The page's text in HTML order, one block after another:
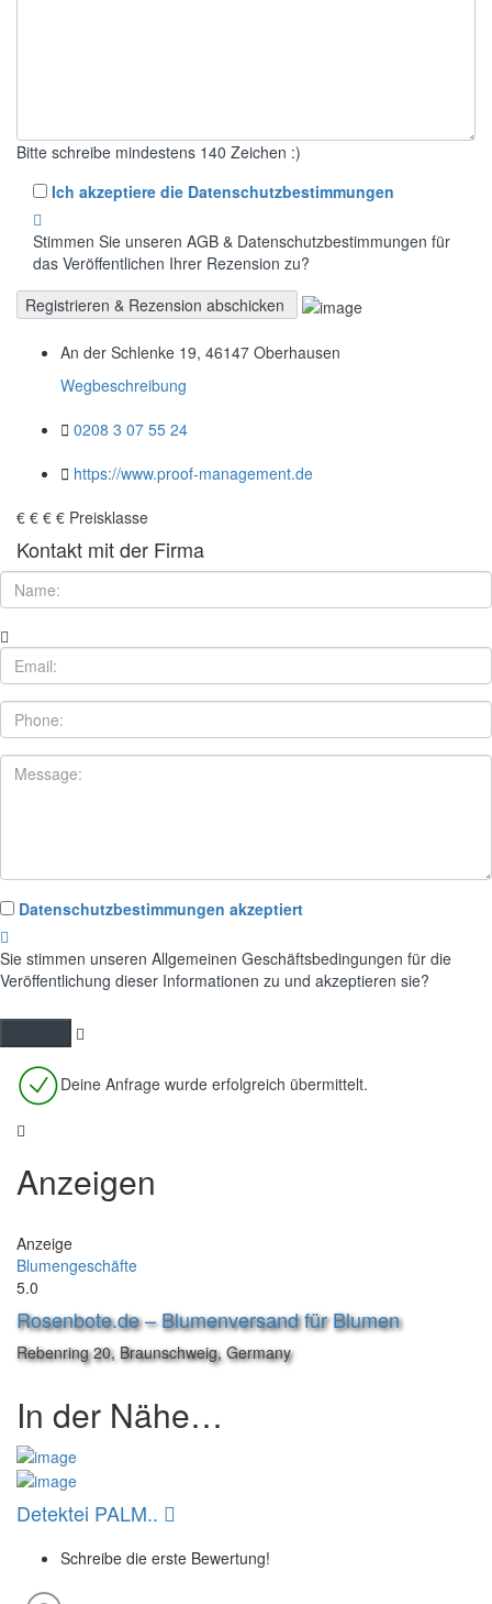
Bitte schreibe mindestens 140 Zeichen :)
Ich akzeptiere die Datenschutzbestimmungen
Stimmen Sie unseren AGB & Datenschutzbestimmungen für
das Veröffentlichen Ihrer Rezension zu?
An der Schlenke 19, 46147 Oberhausen
Wegbeschreibung
0208 3 07 55 24
https://www.proof-management.de
€ € € € Preisklasse
Kontakt mit der Firma
Datenschutzbestimmungen akzeptiert
Sie stimmen unseren Allgemeinen Geschäftsbedingungen für die
Veröffentlichung dieser Informationen zu und akzeptieren sie?
Deine Anfrage wurde erfolgreich übermittelt.
Anzeigen
Anzeige
Blumengeschäfte
5.0
Rosenbote.de – Blumenversand für Blumen
Rebenring 20, Braunschweig, Germany
In der Nähe…
Detektei PALM..
Schreibe die erste Bewertung!